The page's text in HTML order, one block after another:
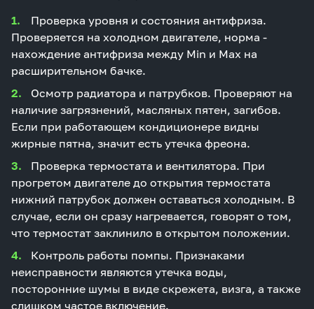
Проверка уровня и состояния антифриза.
Проверяется на холодном двигателе, норма -
нахождение антифриза между Min и Max на
расширительном бачке.
Осмотр радиатора и патрубков. Проверяют на
наличие загрязнений, масляных пятен, загибов.
Если при работающем кондиционере видны
жирные пятна, значит есть утечка фреона.
Проверка термостата и вентилятора. При
прогретом двигателе до открытия термостата
нижний патрубок должен оставаться холодным. В
случае, если он сразу нагревается, говорят о том,
что термостат заклинило в открытом положении.
Контроль работы помпы. Признаками
неисправности являются утечка воды,
посторонние шумы в виде скрежета, визга, а также
слишком частое включение.